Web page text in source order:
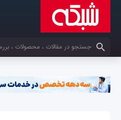
کلمات کلیدی خود را وارد کنید